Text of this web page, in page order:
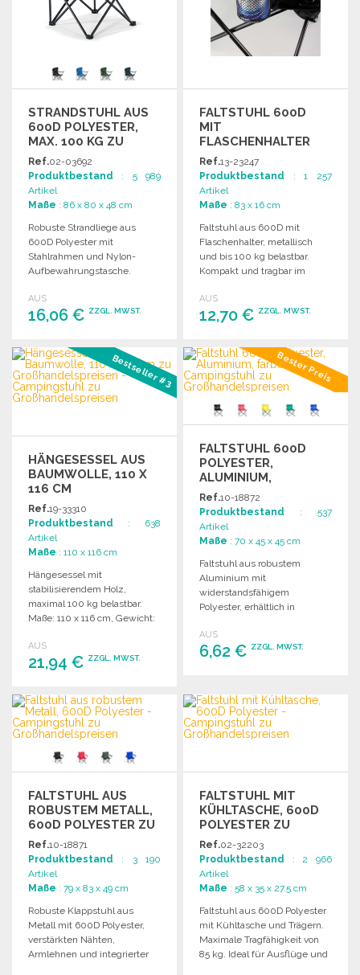
STRANDSTUHL AUS
600D POLYESTER,
MAX. 100 KG ZU
GROSSHANDELSPREISEN
Ref.02-03692
Produktbestand : 5 989
Artikel
Maße : 86 x 80 x 48 cm
Robuste Strandliege aus
600D Polyester mit
Stahlrahmen und Nylon-
Aufbewahrungstasche.
für den Außenbereich.
AUS
16,06 € ZZGL. MWST.
BESTELLEN
Angebot anfordern
FALTSTUHL 600D
MIT
FLASCHENHALTER
520X520X830 MM
Ref.13-23247
Produktbestand : 1 257
Artikel
Maße : 83 x 16 cm
Faltstuhl aus 600D mit
Flaschenhalter, metallisch
und bis 100 kg belastbar.
Kompakt und tragbar im
AUS
12,70 € ZZGL. MWST.
BESTELLEN
Angebot anfordern
Bestseller #3
HÄNGESESSEL AUS
BAUMWOLLE, 110 X
116 CM
Ref.19-33310
Produktbestand : 638
Artikel
Maße : 110 x 116 cm
Hängesessel mit
stabilisierendem Holz,
maximal 100 kg belastbar.
Maße: 110 x 116 cm, Gewicht:
4.
AUS
21,94 € ZZGL. MWST.
BESTELLEN
Angebot anfordern
Bester Preis
FALTSTUHL 600D
POLYESTER,
ALUMINIUM,
FARBENFROH ZU
GROSSHANDELSPREISEN
Ref.10-18872
Produktbestand : 537
Artikel
Maße : 70 x 45 x 45 cm
Faltstuhl aus robustem
Aluminium mit
widerstandsfähigem
Polyester, erhältlich in
inklusive individueller
Tragetasche und
AUS
6,62 € ZZGL. MWST.
Angebot anfordern
FALTSTUHL AUS
ROBUSTEM METALL,
600D POLYESTER ZU
GROSSHANDELSPREISEN
Ref.10-18871
Produktbestand : 3 190
Artikel
Maße : 79 x 83 x 49 cm
Robuste Klappstuhl aus
Metall mit 600D Polyester,
verstärkten Nähten,
Armlehnen und integrierter
FALTSTUHL MIT
KÜHLTASCHE, 600D
POLYESTER ZU
GROSSHANDELSPREISEN
Ref.02-32203
Produktbestand : 2 966
Artikel
Maße : 58 x 35 x 27.5 cm
Faltstuhl aus 600D Polyester
mit Kühltasche und Trägern.
Maximale Tragfähigkeit von
85 kg. Ideal für Ausflüge und